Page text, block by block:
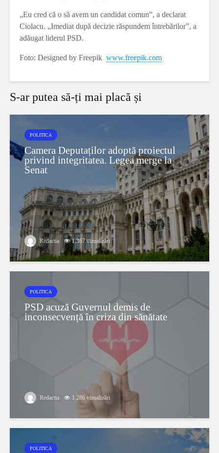
„Eu cred că o să avem un candidat comun”, a declarat
Ciolacu. „Imediat după decizie răspundem întrebărilor”, a
adăugat liderul PSD.
Foto: Designed by Freepik www.freepik.com
S-ar putea să-ți mai placă și
POLITICA
Camera Deputaților adoptă proiectul
privind integritatea. Legea merge la
Senat
Redactia 1.367 vizualizări
POLITICA
PSD acuză Guvernul demis de
inconsecvență în criza din sănătate
Redactia 1.286 vizualizări
POLITICA